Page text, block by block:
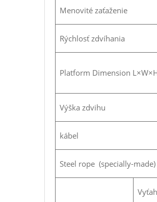
Menovité zaťaženie
Rýchlosť zdvíhania
Platform Dimension
Výška zdvihu
kábel
Steel rope (specially-made)